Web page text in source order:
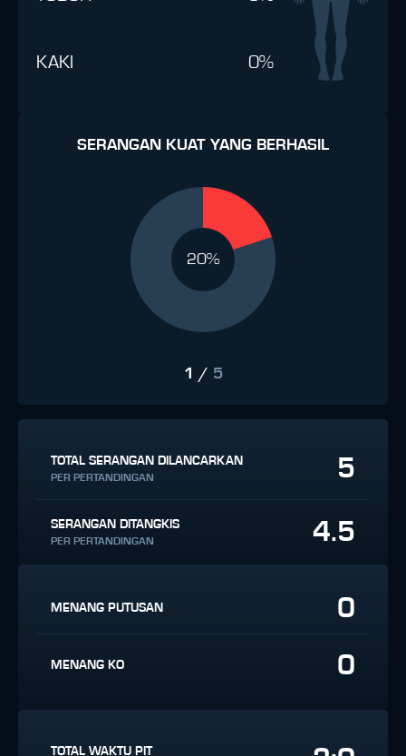
KAKI 0%
SERANGAN KUAT YANG BERHASIL
20%
1 / 5
TOTAL SERANGAN DILANCARKAN
PER PERTANDINGAN 5
SERANGAN DITANGKIS
PER PERTANDINGAN 4.5
MENANG PUTUSAN 0
MENANG KO 0
TOTAL WAKTU PIT